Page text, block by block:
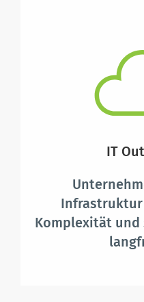
IT
Infrastruktur
Komplexität und